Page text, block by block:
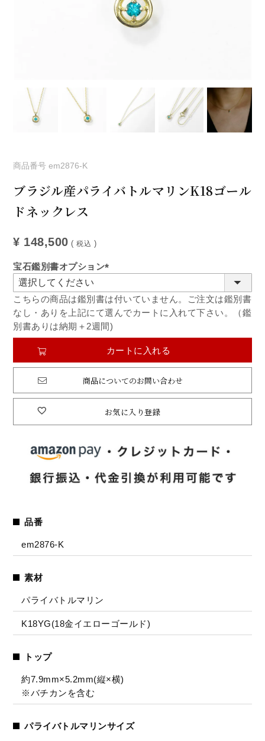
商品番号 em2876-K
ブラジル産パライバトルマリンK18ゴール
ドネックレス
¥ 148,500 税込
宝石鑑別書オプション
須)
こちらの商品は鑑別書は付いていません。ご注文は鑑別書
なし・ありを上記にて選んでカートに入れて下さい。（鑑
別書ありは納期＋2週間)
お気に入り登録
カートに入れる
商品についてのお問い合わせ
品番
em2876-K
素材
パライバトルマリン
K18YG(18金イエローゴールド)
トップ
約7.9mm×5.2mm(縦×横)
※バチカンを含む
パライバトルマリンサイズ